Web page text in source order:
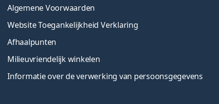
Algemene Voorwaarden
Website Toegankelijkheid Verklaring
Afhaalpunten
Milieuvriendelijk winkelen
Informatie over de verwerking van persoonsgegevens